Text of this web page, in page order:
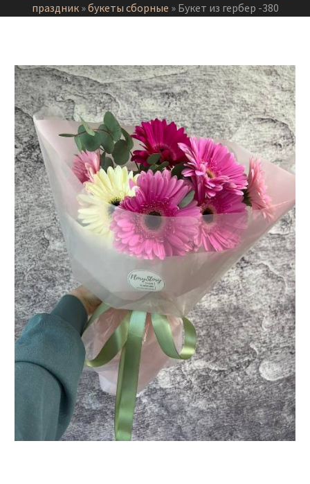
праздник»букеты сборные » Букет из гербер -380